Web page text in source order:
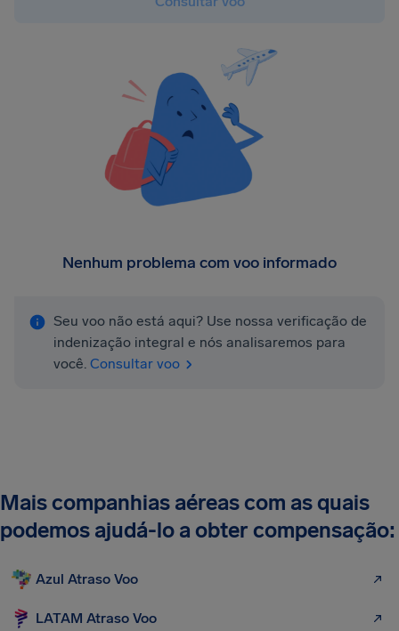
Nenhum problema com voo informado
Seu voo não está aqui? Use nossa verificação de
indenização integral e nós analisaremos para
você. Consultar voo
Mais companhias aéreas com as quais
podemos ajudá-lo a obter compensação:
Azul Atraso Voo
LATAM Atraso Voo